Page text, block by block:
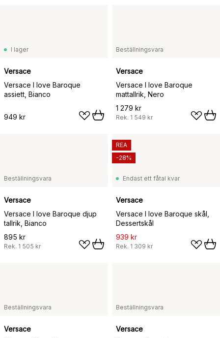
I lager
Versace
Versace I love Baroque
assiett, Bianco
949 kr
Beställningsvara
Versace
Versace I love Baroque
mattallrik, Nero
1 279 kr
Rek. 1 549 kr
Beställningsvara
Versace
Versace I love Baroque djup
tallrik, Bianco
895 kr
Rek. 1 505 kr
Endast ett fåtal kvar
Versace
Versace I love Baroque skål,
Dessertskål
939 kr
Rek. 1 309 kr
REA
-28%
Beställningsvara
Versace
Beställningsvara
Versace